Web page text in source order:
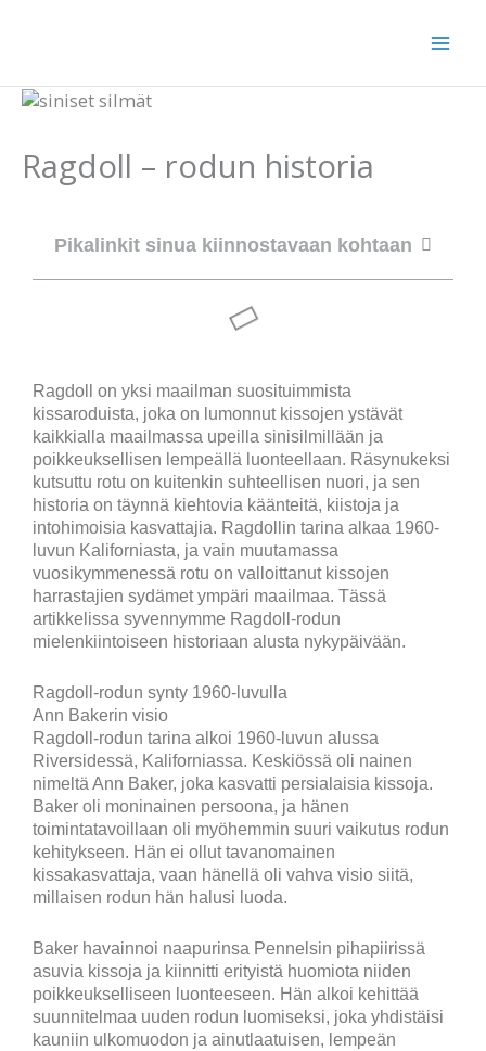
Ragdoll – rodun historia
Pikalinkit sinua kiinnostavaan kohtaan
Ragdoll on yksi maailman suosituimmista
kissaroduista, joka on lumonnut kissojen ystävät
kaikkialla maailmassa upeilla sinisilmillään ja
poikkeuksellisen lempeällä luonteellaan. Räsynukeksi
kutsuttu rotu on kuitenkin suhteellisen nuori, ja sen
historia on täynnä kiehtovia käänteitä, kiistoja ja
intohimoisia kasvattajia. Ragdollin tarina alkaa 1960-
luvun Kaliforniasta, ja vain muutamassa
vuosikymmenessä rotu on valloittanut kissojen
harrastajien sydämet ympäri maailmaa. Tässä
artikkelissa syvennymme Ragdoll-rodun
mielenkiintoiseen historiaan alusta nykypäivään.
Ragdoll-rodun synty 1960-luvulla
Ann Bakerin visio
Ragdoll-rodun tarina alkoi 1960-luvun alussa
Riversidessä, Kaliforniassa. Keskiössä oli nainen
nimeltä Ann Baker, joka kasvatti persialaisia kissoja.
Baker oli moninainen persoona, ja hänen
toimintatavoillaan oli myöhemmin suuri vaikutus rodun
kehitykseen. Hän ei ollut tavanomainen
kissakasvattaja, vaan hänellä oli vahva visio siitä,
millaisen rodun hän halusi luoda.
Baker havainnoi naapurinsa Pennelsin pihapiirissä
asuvia kissoja ja kiinnitti erityistä huomiota niiden
poikkeukselliseen luonteeseen. Hän alkoi kehittää
suunnitelmaa uuden rodun luomiseksi, joka yhdistäisi
kauniin ulkomuodon ja ainutlaatuisen, lempeän